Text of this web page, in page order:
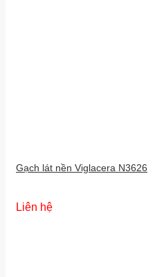
Gạch lát nền Viglacera N3626
Liên hệ